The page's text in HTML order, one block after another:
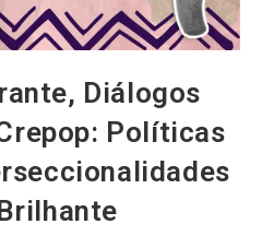
Diálogos
Políticas